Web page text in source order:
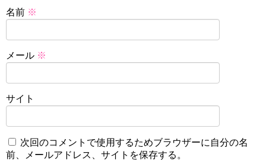
名前 ※
メール ※
サイト
次回のコメントで使用するためブラウザーに自分の名
前、メールアドレス、サイトを保存する。